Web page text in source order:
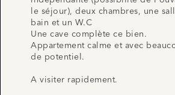
le séjour), deux chambres, une
bain et un W.C
Une cave complète ce bien.
Appartement calme et avec
de potentiel.
A visiter rapidement.